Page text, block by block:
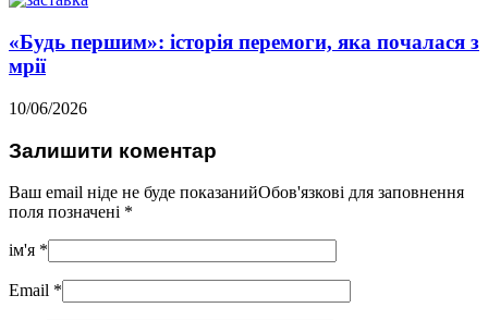
«Будь першим»: історія перемоги, яка почалася з
мрії
10/06/2026
Залишити коментар
Ваш email ніде не буде показанийОбов'язкові для заповнення
поля позначені *
ім'я *
Email *